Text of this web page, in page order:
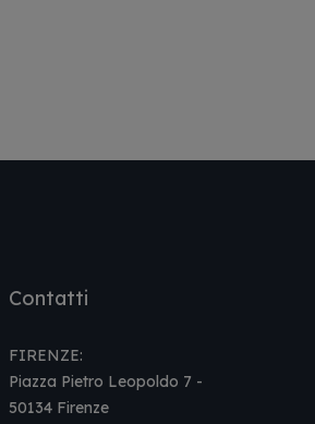
Contatti
FIRENZE:
Piazza Pietro Leopoldo 7 -
50134 Firenze